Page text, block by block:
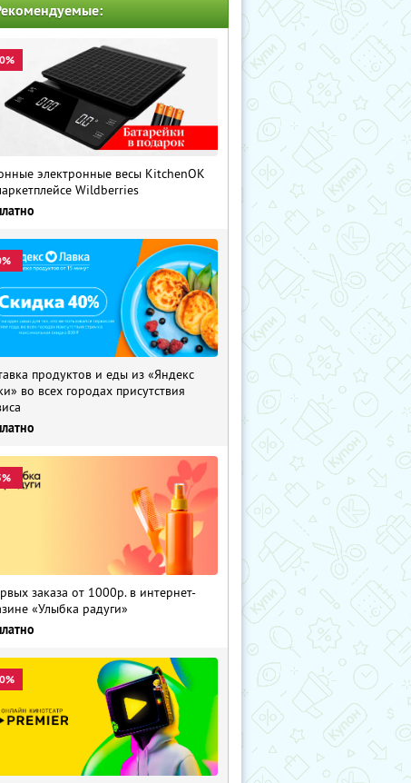
электронные весы KitchenOK
Wildberries
продуктов и еды из «Яндекс
во всех городах присутствия
заказа от 1000р. в интернет-
«Улыбка радуги»